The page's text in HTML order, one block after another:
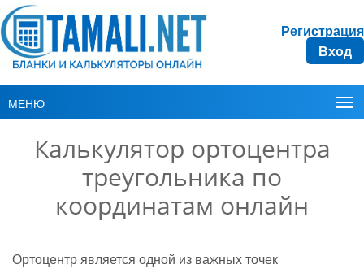
Регистрация
Вход
МЕНЮ
Калькулятор ортоцентра
треугольника по
координатам онлайн
Ортоцентр является одной из важных точек